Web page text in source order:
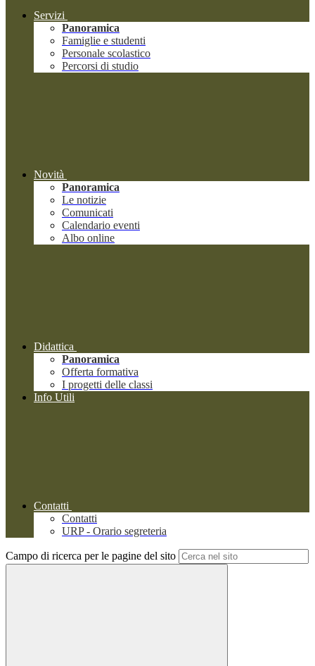
Servizi
Panoramica
Famiglie e studenti
Personale scolastico
Percorsi di studio
Novità
Panoramica
Le notizie
Comunicati
Calendario eventi
Albo online
Didattica
Panoramica
Offerta formativa
I progetti delle classi
Info Utili
Contatti
Contatti
URP - Orario segreteria
Campo di ricerca per le pagine del sito